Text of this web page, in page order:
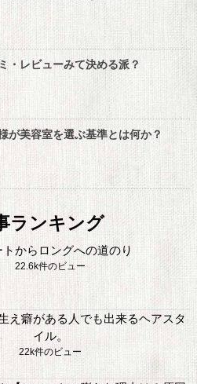
・レビューみて決める派？
が美容室を選ぶ基準とは何か？
ランキング
トからロングへの道のり
22.6k件のビュー
え癖がある人でも出来るヘアスタ
イル。
22k件のビュー